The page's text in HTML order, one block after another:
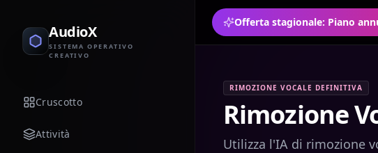
Offerta stagionale: Piano
AudioX
SISTEMA OPERATIVO
CREATIVO
Cruscotto
Attività
RIMOZIONE VOCALE DEFINITIVA
Rimozione
Utilizza l'IA di rimozione